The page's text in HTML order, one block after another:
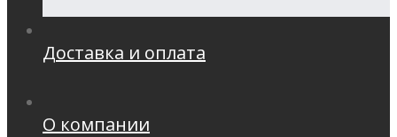
Доставка и оплата
О компании